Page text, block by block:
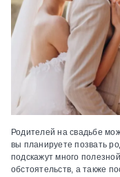
Родителей на свадьбе
вы планируете позвать
подскажут много
обстоятельств, а также